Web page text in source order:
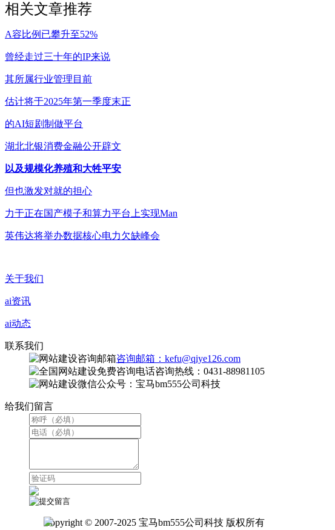
相关文章推荐
A容比例已攀升至52%
曾经走过三十年的IP来说
其所属行业管理目前
估计将于2025年第一季度末正
的AI短剧制做平台
湖北北银消费金融公开辟文
以及规模化养殖和大牲平安
但也激发对就的担心
力于正在国产模子和算力平台上实现Man
英伟达将举办数据核心电力欠缺峰会
关于我们
ai资讯
ai动态
联系我们
咨询邮箱：kefu@qiye126.com
咨询热线：0431-88981105
微信公众号：宝马bm555公司科技
给我们留言
Copyright © 2007-2025 宝马bm555公司科技 版权所有